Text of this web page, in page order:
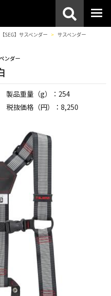
【SEG】サスペンダー
サスペンダー
ンダー
製品重量（g）：254
税抜価格（円）：8,250